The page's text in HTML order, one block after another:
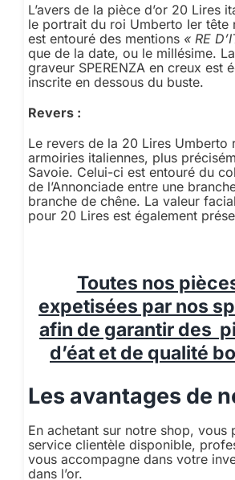
L’avers de la pièce d’or 20 Lires
le portrait du roi Umberto Ier tête
est entouré des mentions « RE
que de la date, ou le millésime.
graveur SPERENZA en creux est
inscrite en dessous du buste.
Revers :
Le revers de la 20 Lires Umberto
armoiries italiennes, plus
Savoie. Celui-ci est entouré du
de l’Annonciade entre une
branche de chêne. La valeur
pour 20 Lires est également
Toutes nos
expetisées par nos
afin de garantir des
d’éat et de qualité
Les avantages de
En achetant sur notre shop, vous
service clientèle disponible,
vous accompagne dans votre
dans l’or.